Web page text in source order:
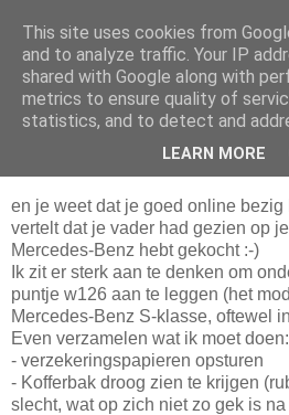
Da_Blog
You don't put a bumpersticker on a
donderdag, maart 12, 2009
en je weet dat je goed online
vertelt dat je vader had gezien op
Mercedes-Benz hebt gekocht :-)
Ik zit er sterk aan te denken om
puntje w126 aan te leggen (het
Mercedes-Benz S-klasse, oftewel
Even verzamelen wat ik moet doen:
- verzekeringspapieren opsturen
- Kofferbak droog zien te krijgen
slecht, wat op zich niet zo gek is
This site uses cookies from
and to analyze traffic. Your IP
shared with Google along with
metrics to ensure quality of
statistics, and to detect and
LEARN MORE